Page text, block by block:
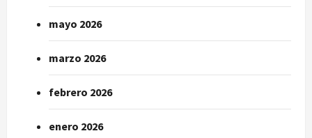
mayo 2026
marzo 2026
febrero 2026
enero 2026